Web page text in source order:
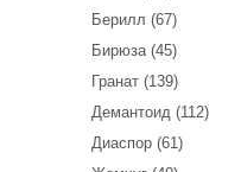
Берилл (67)
Бирюза (45)
Гранат (139)
Демантоид (112)
Диаспор (61)